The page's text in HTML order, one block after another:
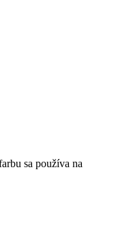
sa používa na